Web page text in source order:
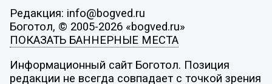
Редакция: info@bogved.ru
Боготол, © 2005-2026 «bogved.ru»
ПОКАЗАТЬ БАННЕРНЫЕ МЕСТА
Информационный сайт Боготол. Позиция
редакции не всегда совпадает с точкой зрения